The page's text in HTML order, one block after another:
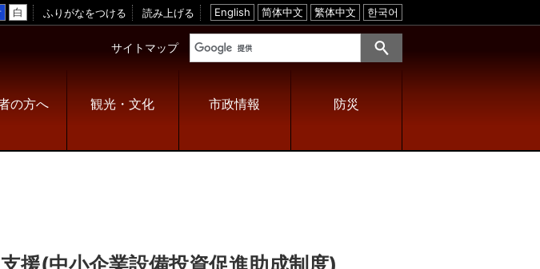
白 ふりがなをつける 読み上げる
E
n
g
l
i
简
体
繁
体
한
국
サイトマップ
の方へ 観光・文化 市政情報 防災
援(中小企業設備投資促進助成制度)